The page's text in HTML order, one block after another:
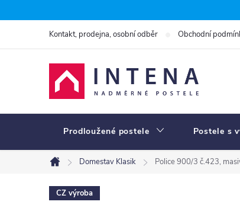
na
Kontakt, prodejna, osobní odběr Obchodní
Prodloužené postele Postele s
Domů
Domestav Klasik Police 900/3 č.423,
CZ výroba